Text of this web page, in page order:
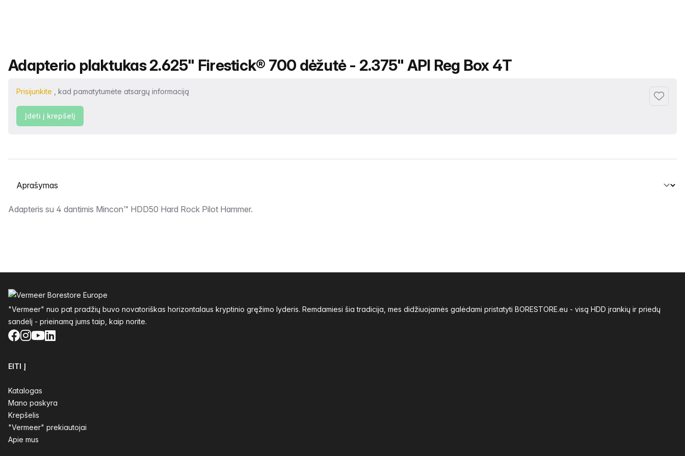
Produkto pavadinimas
Adapterio plaktukas 2.625" Firestick® 700 dėžutė - 2.375" API Reg Box 4T
Prisijunkite , kad pamatytumėte atsargų informaciją
Pridėti
Įdėti į krepšelį
Pasirinkite skirtuką
Aprašymas
Adapteris su 4 dantimis Mincon™ HDD50 Hard Rock Pilot Hammer.
"Vermeer" nuo pat pradžių buvo novatoriškas horizontalaus kryptinio gręžimo lyderis. Remdamiesi šia tradicija, mes didžiuojamės galėdami pristatyti BORESTORE.eu - visą HDD įrankių ir priedų
sandėlį - prieinamą jums taip, kaip norite.
Facebook
Instagram
YouTube
LinkedIn
EITI Į
Katalogas
Mano paskyra
Krepšelis
"Vermeer" prekiautojai
Apie mus